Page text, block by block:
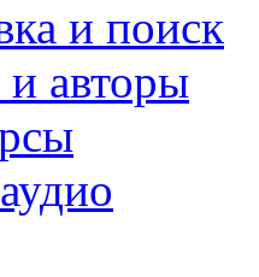
и поиск
авторы